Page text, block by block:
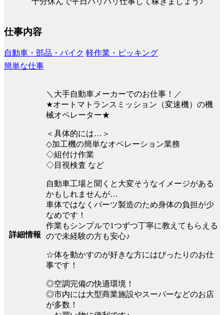
仕事内容
自動車・部品・バイク 軽作業・ピッキング
簡単な仕事
詳細情報
＼大手自動車メーカーでのお仕事！／
★オートマトランスミッション（変速機）の機
械オペレーター★
＜具体的には…＞
◇加工機の簡単なオペレーション業務
◇組付け作業
◇目視検査 など
自動車工場と聞くと大変そうなイメージがある
かもしれませんが…
車体ではなくパーツ製造のため身体の負担が少
なめです！
作業もシンプルで1つずつ丁寧に教えてもらえる
ので未経験の方も安心♪
☆体を動かすのが好きな方にはぴったりのお仕
事です！
◎空調完備の快適環境！
◎市内には大型商業施設やスーパーなどのお店
が多数！